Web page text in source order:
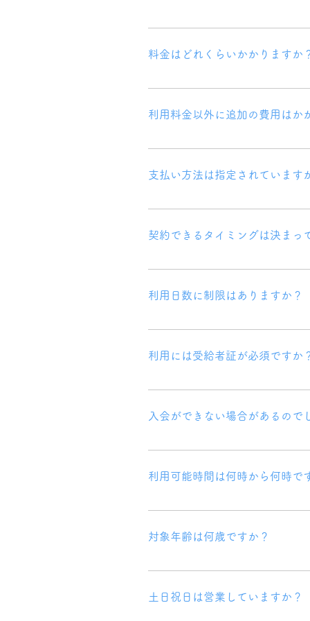
送迎はご利用いただけます。 お子
料金はどれくらいかかりますか
基本的には、利用料金の1割をご負
利用料金以外に追加の費用はか
基本的にはかかりませんが、特別な
い。 プール利用の際には水着、水
支払い方法は指定されています
ご利用者様の負担分は、通常口座引
契約できるタイミングは決まっ
契約のタイミングに特別な制限はあ
利用日数に制限はありますか？
利用日数はお子様によって異なり、
利用には受給者証が必須ですか
はい、受給者証はご利用のために必
入会ができない場合があるので
はい、お住まいの地域、児童数、ス
利用可能時間は何時から何時で
平日は未就学児の場合、11:00から
対象年齢は何歳ですか？
未就学児の場合、2歳から18歳まで
土日祝日は営業していますか？